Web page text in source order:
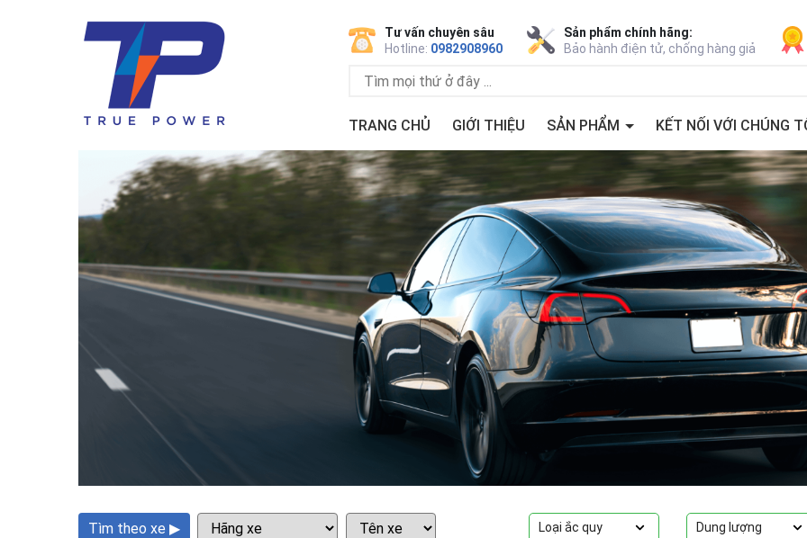
Tư vấn chuyên sâu
Hotline: 0982908960
Sản phẩm chính hãng:
Bảo hành điện tử, chống hàng giả
TRANG CHỦ GIỚI THIỆU SẢN PHẨM KẾT NỐI VỚI CHÚNG
Tìm theo xe ▶ Loại ắc quy Dung lượng